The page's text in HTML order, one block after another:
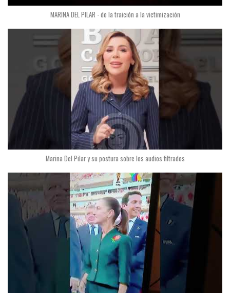
MARINA DEL PILAR - de la traición a la victimización
Marina Del Pilar y su postura sobre los audios filtrados